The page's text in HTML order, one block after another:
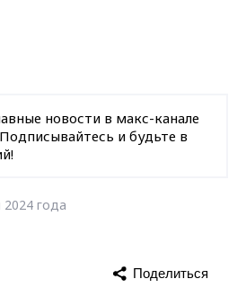
новости в макс-канале
и будьте в
года
Поделиться